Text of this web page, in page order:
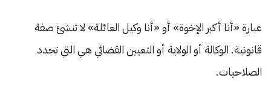
عبارة «أنا أكبر الإخوة» أو «أنا وكيل العائلة» لا تنشئ صفة
قانونية. الوكالة أو الولاية أو التعيين القضائي هي التي تحدد
الصلاحيات.